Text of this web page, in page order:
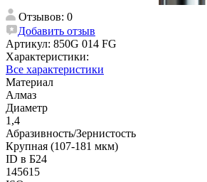
Отзывов: 0
Добавить отзыв
Артикул: 850G 014 FG
Характеристики:
Все характеристики
Материал
Алмаз
Диаметр
1,4
Абразивность/Зернистость
Крупная (107-181 мкм)
ID в Б24
145615